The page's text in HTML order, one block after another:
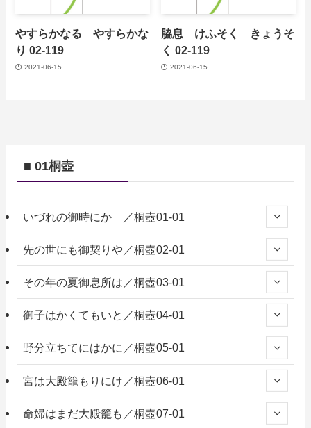
やすらかなる やすらかな
り 02-119
2021-06-15
脇息 けふそく きょうそ
く 02-119
2021-06-15
■ 01桐壺
いづれの御時にか ／桐壺01-01
先の世にも御契りや／桐壺02-01
その年の夏御息所は／桐壺03-01
御子はかくてもいと／桐壺04-01
野分立ちてにはかに／桐壺05-01
宮は大殿籠もりにけ／桐壺06-01
命婦はまだ大殿籠も／桐壺07-01